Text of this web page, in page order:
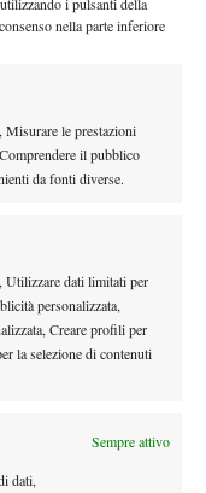
nella parte inferiore
le prestazioni
il pubblico
da fonti diverse.
Utilizzare dati limitati per
personalizzata,
Creare profili per
la selezione di contenuti
Sempre attivo
dati,
mentre ero
sulla nostra
la giocatrice,
deciso di dedicarti